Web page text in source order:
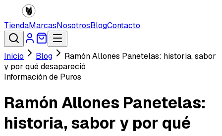
TiendaMarcasNosotrosBlogContacto
Inicio Blog
Ramón Allones Panetelas: historia, sabor
y por qué desapareció
Información de Puros
Ramón Allones Panetelas:
historia, sabor y por qué